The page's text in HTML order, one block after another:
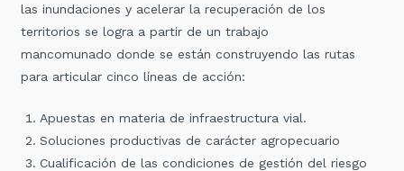
las inundaciones y acelerar la recuperación de los
territorios se logra a partir de un trabajo
mancomunado donde se están construyendo las rutas
para articular cinco líneas de acción:
Apuestas en materia de infraestructura vial.
Soluciones productivas de carácter agropecuario
Cualificación de las condiciones de gestión del riesgo